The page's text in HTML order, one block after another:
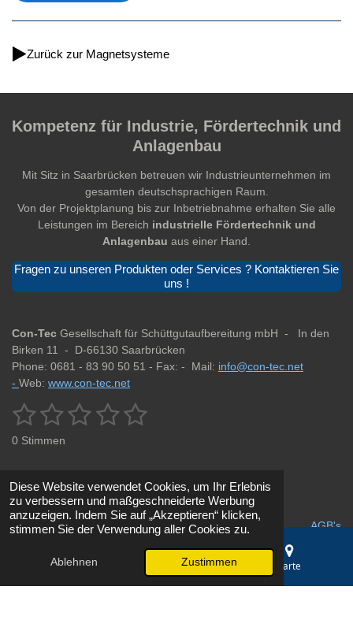
Diese Website verwendet Cookies, um Ihr Erlebnis
zu verbessern und maßgeschneiderte Werbung
anzuzeigen. Indem Sie auf „Akzeptieren“ klicken,
stimmen Sie der Verwendung aller Cookies zu.
Ablehnen Zustimmen
Zurück zur Magnetsysteme
Kompetenz für Industrie, Fördertechnik und
Anlagenbau
Mit Sitz in Saarbrücken betreuen wir Industrieunternehmen im
gesamten deutschsprachigen Raum.
Von der Projektplanung bis zur Inbetriebnahme erhalten Sie alle
Leistungen im Bereich industrielle Fördertechnik und
Anlagenbau aus einer Hand.
Fragen zu unseren Produkten oder Services ? Kontaktieren Sie
uns !
Con-Tec Gesellschaft für Schüttgutaufbereitung mbH - In den
Birken 11 - D-66130 Saarbrücken
Phone: 0681 - 83 90 50 51 - Fax: - Mail: info@con-tec.net
- Web: www.con-tec.net
B
e
w
t
u
n
1
S
e
r
n
2
S
e
r
n
e
3
e
r
n
e
4
e
r
n
e
5
e
r
n
u
n
g
a
b
s
n
d
0 Stimmen
Impressum
Datenschutz
AGB's
© 2025 - 2026 Fördertechnik & Siebanlagen Saarbrücken | Con-
E-Mail Telefon Karte